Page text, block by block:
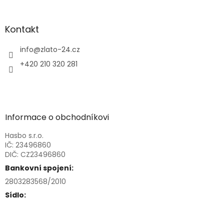
Kontakt
info@zlato-24.cz
+420 210 320 281
Informace o obchodníkovi
Hasbo s.r.o.
IČ: 23496860
DIČ: CZ23496860
Bankovní spojení:
2803283568/2010
Sídlo: